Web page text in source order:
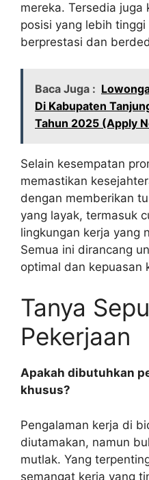
mereka. Tersedia juga
posisi yang lebih
berprestasi dan
Baca Juga :
Di Kabupaten
Tahun 2025 (Apply
Selain kesempatan
memastikan
dengan memberikan
yang layak, termasuk
lingkungan kerja yang
Semua ini dirancang
optimal dan kepuasan
Tanya
Pekerjaan
Apakah dibutuhkan
khusus?
Pengalaman kerja di
diutamakan, namun
mutlak. Yang
semangat kerja yang